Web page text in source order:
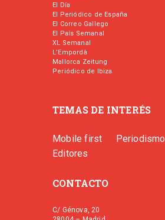
El Día
El Periódico de España
El Correo Gallego
El País Semanal
XL Semanal
L’Empordà
Mallorca Zeitung
Periódico de Ibiza
TEMAS DE INTERÉS
Mobile first
Periodismo
Editores
CONTACTO
C/ Génova, 20